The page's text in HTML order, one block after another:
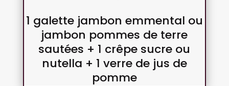
1 galette jambon emmental ou
jambon pommes de terre
sautées + 1 crêpe sucre ou
nutella + 1 verre de jus de
pomme